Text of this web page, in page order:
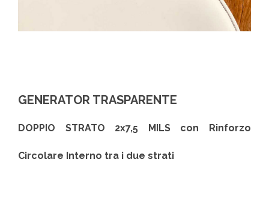
GENERATOR TRASPARENTE
DOPPIO STRATO 2x7,5 MILS con Rinforzo
Circolare Interno tra i due strati